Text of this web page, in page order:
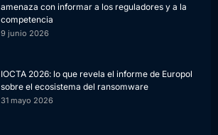
amenaza con informar a los reguladores y a la
competencia
9 junio 2026
IOCTA 2026: lo que revela el informe de Europol
sobre el ecosistema del ransomware
31 mayo 2026